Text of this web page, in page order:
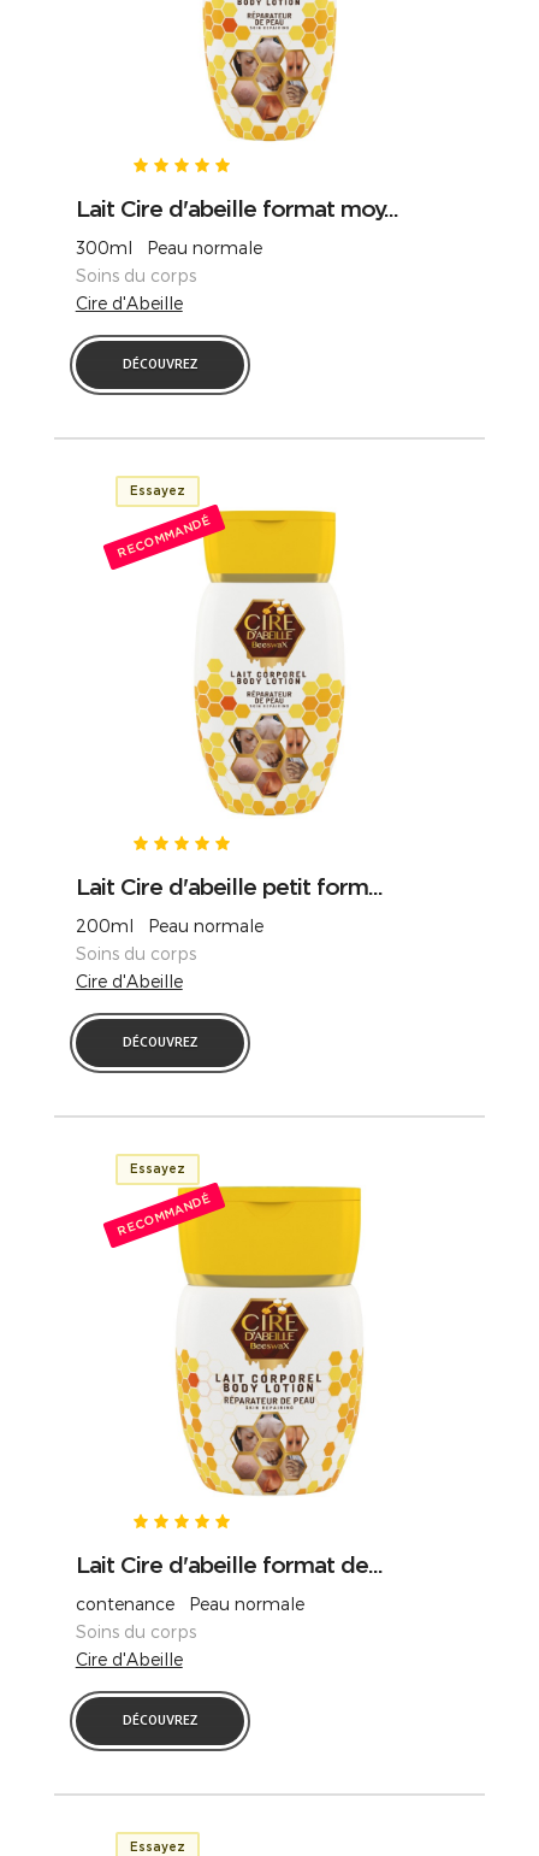
Lait Cire d'abeille format moy...
300ml Peau normale
Soins du corps
Cire d'Abeille
DÉCOUVREZ
Essayez
RECOMMANDÉ
Lait Cire d'abeille petit form...
200ml Peau normale
Soins du corps
Cire d'Abeille
DÉCOUVREZ
Essayez
RECOMMANDÉ
Lait Cire d'abeille format de...
contenance Peau normale
Soins du corps
Cire d'Abeille
DÉCOUVREZ
Essayez